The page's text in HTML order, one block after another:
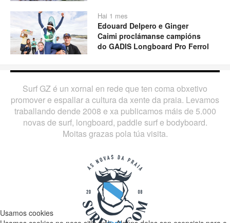
Play
Hai 1 mes
Edouard Delpero e Ginger
Caimi proclámanse campións
do GADIS Longboard Pro Ferrol
Surf GZ é un xornal en rede que ten coma obxetivo
promover e espallar a cultura da xente da praia. Levamos
traballando dende 2008 e xa publicamos máis de 5.000
novas de surf, longboard, paddle surf e bodyboard.
Moitas grazas pola túa visita.
Usamos cookies